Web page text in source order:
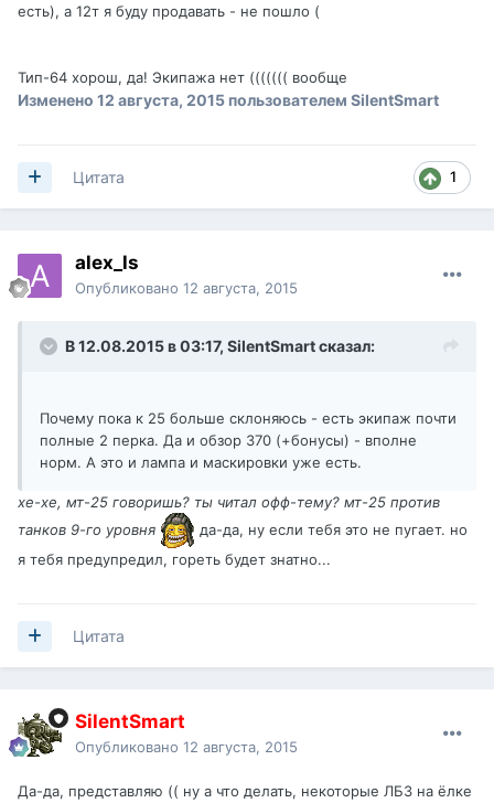
есть), а 12т я буду продавать - не пошло (
Тип-64 хорош, да! Экипажа нет ((((((( вообще
Изменено 12 августа, 2015 пользователем SilentSmart
1
Цитата
alex_ls
Опубликовано 12 августа, 2015
В 12.08.2015 в 03:17, SilentSmartсказал:
Почему пока к 25 больше склоняюсь - есть экипаж почти
полные 2 перка. Да и обзор 370 (+бонусы) - вполне
норм. А это и лампа и маскировки уже есть.
хе-хе, мт-25 говоришь? ты читал офф-тему? мт-25 против
танков 9-го уровня
да-да, ну если тебя это не пугает. но
я тебя предупредил, гореть будет знатно...
Цитата
SilentSmart
Опубликовано 12 августа, 2015
Да-да, представляю (( ну а что делать, некоторые ЛБЗ на ёлке